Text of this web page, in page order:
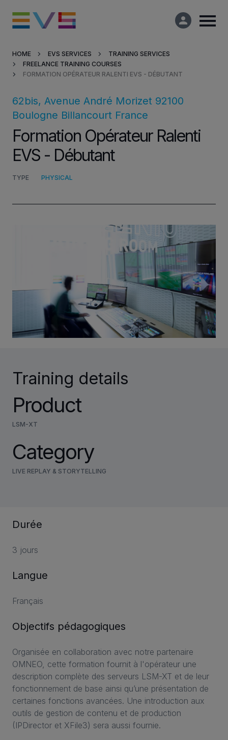
Products & Solutions
Market Applications
Services
Resources
CAREERS
VIA PORTAL
HOME EVS SERVICES
TRAINING SERVICES
FREELANCE TRAINING COURSES
FORMATION OPÉRATEUR RALENTI EVS - DÉBUTANT
Formation Opérateur Ralenti
EVS - Débutant
62bis, Avenue André Morizet 92100
Boulogne Billancourt France
TYPE PHYSICAL
Training details
Product
LSM-XT
Category
LIVE REPLAY & STORYTELLING
Durée
3 jours
Langue
Français
Objectifs pédagogiques
Organisée en collaboration avec notre partenaire
OMNEO, cette formation fournit à l'opérateur une
description complète des serveurs LSM-XT et de leur
fonctionnement de base ainsi qu’une présentation de
certaines fonctions avancées. Une introduction aux
outils de gestion de contenu et de production
(IPDirector et XFile3) sera aussi fournie.